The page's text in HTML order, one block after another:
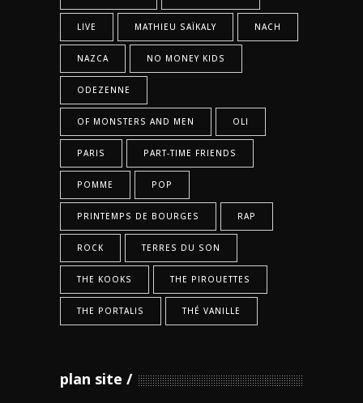
LIVE MATHIEU SAÏKALY NACH
NAZCA NO MONEY KIDS
ODEZENNE
OF MONSTERS AND MEN OLI
PARIS PART-TIME FRIENDS
POMME POP
PRINTEMPS DE BOURGES RAP
ROCK TERRES DU SON
THE KOOKS THE PIROUETTES
THE PORTALIS THÉ VANILLE
plan site